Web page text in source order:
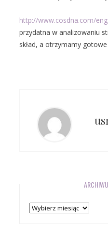
http://www.cosdna.com/
przydatna w analizowaniu
skład, a otrzymamy gotowe
Archiwum